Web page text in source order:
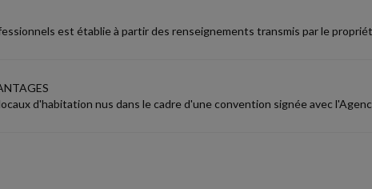
est établie à partir des renseignements transmis par le
d'habitation nus dans le cadre d'une convention signée avec